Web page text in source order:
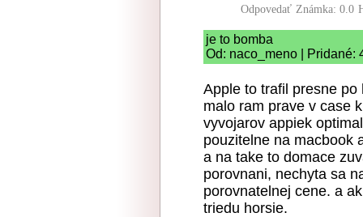
Odpovedať Známka: 0.0
je to bomba
Od: naco_meno | Pridané:
Apple to trafil presne
malo ram prave v case
vyvojarov appiek
pouzitelne na macbook
a na take to domace
porovnani, nechyta sa
porovnatelnej cene. a
triedu horsie.